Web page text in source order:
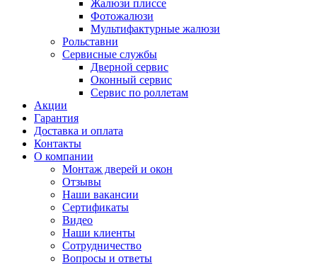
Жалюзи плиссе
Фотожалюзи
Мультифактурные жалюзи
Рольставни
Сервисные службы
Дверной сервис
Оконный сервис
Сервис по роллетам
Акции
Гарантия
Доставка и оплата
Контакты
О компании
Монтаж дверей и окон
Отзывы
Наши вакансии
Сертификаты
Видео
Наши клиенты
Сотрудничество
Вопросы и ответы